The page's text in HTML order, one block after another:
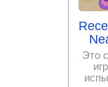
Это